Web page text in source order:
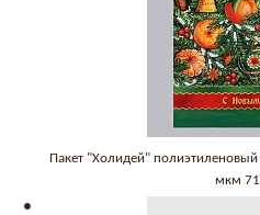
Пакет "Холидей"
мкм